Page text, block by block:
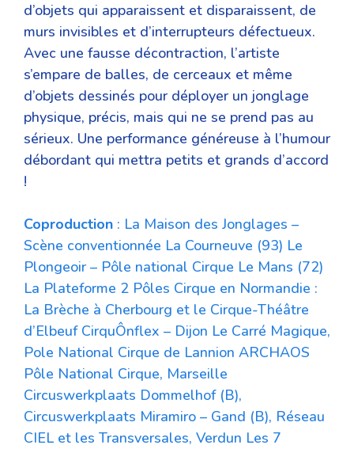
d’objets qui apparaissent et disparaissent, de
murs invisibles et d’interrupteurs défectueux.
Avec une fausse décontraction, l’artiste
s’empare de balles, de cerceaux et même
d’objets dessinés pour déployer un jonglage
physique, précis, mais qui ne se prend pas au
sérieux. Une performance généreuse à l’humour
débordant qui mettra petits et grands d’accord
!
Coproduction : La Maison des Jonglages –
Scène conventionnée La Courneuve (93) Le
Plongeoir – Pôle national Cirque Le Mans (72)
La Plateforme 2 Pôles Cirque en Normandie :
La Brèche à Cherbourg et le Cirque-Théâtre
d’Elbeuf CirquÔnflex – Dijon Le Carré Magique,
Pole National Cirque de Lannion ARCHAOS
Pôle National Cirque, Marseille
Circuswerkplaats Dommelhof (B),
Circuswerkplaats Miramiro – Gand (B), Réseau
CIEL et les Transversales, Verdun Les 7